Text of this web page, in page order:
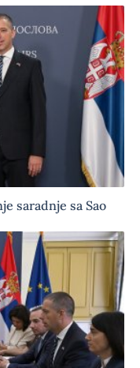
saradnje sa Sao